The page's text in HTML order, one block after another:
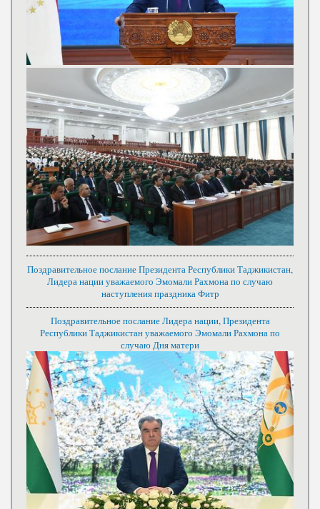
Поздравительное послание Президента Республики Таджикистан,
Лидера нации уважаемого Эмомали Рахмона по случаю
наступления праздника Фитр
Поздравительное послание Лидера нации, Президента
Республики Таджикистан уважаемого Эмомали Рахмона по
случаю Дня матери